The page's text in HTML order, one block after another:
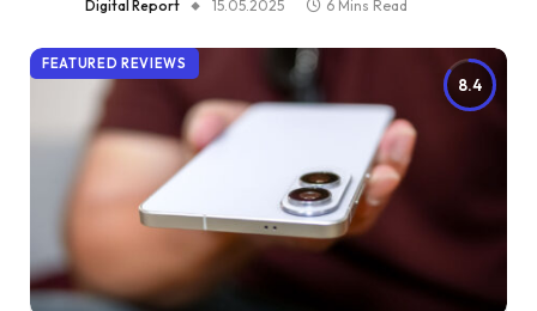
Digital Report 15.05.2025 6 Mins Read
8.4
FEATURED REVIEWS